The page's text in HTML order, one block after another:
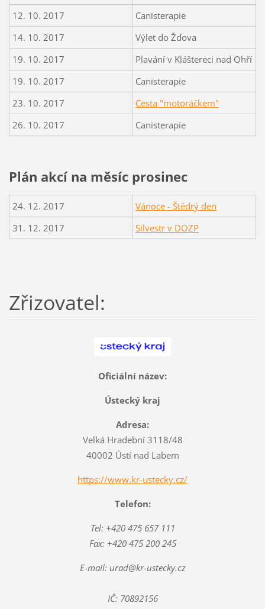
12. 10. 2017
Canisterapie
14. 10. 2017
Výlet do Žďova
19. 10. 2017
Plavání v Kláštereci nad Ohří
19. 10. 2017
Canisterapie
23. 10. 2017
Cesta "motoráčkem"
26. 10. 2017
Canisterapie
Plán akcí na měsíc prosinec
24. 12. 2017
Vánoce - Štědrý den
31. 12. 2017
Silvestr v DOZP
Zřizovatel:
Oficiální název:
Ústecký kraj
Adresa:
Velká Hradební 3118/48
40002 Ústí nad Labem
https://www.kr-ustecky.cz/
Telefon:
Tel: +420 475 657 111
Fax: +420 475 200 245
E-mail: urad@kr-ustecky.cz
IČ: 70892156